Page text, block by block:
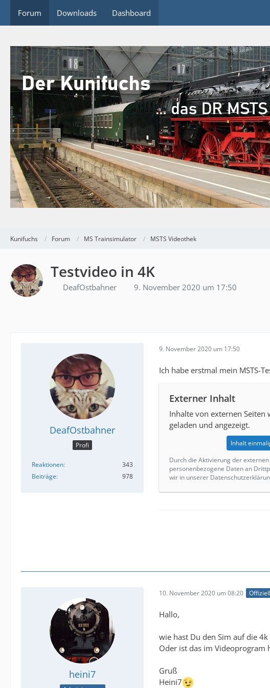
Forum Downloads Dashboard
Kunifuchs Forum MS Trainsimulator MSTS Videothek
Testvideo in 4K
DeafOstbahner 9. November 2020 um 17:50
DeafOstbahner
Profi
Reaktionen
343
Beiträge
978
9. November 2020 um 17:50
Ich habe erstmal mein MSTS-
Externer Inhalt
Inhalte von externen
geladen und angezeigt.
Inhalt
Durch die Aktivierung der
personenbezogene Daten an
wir in unserer
heini7
10. November 2020 um 08:20
Hallo,
wie hast Du den Sim auf die
Oder ist das im Videoprogram
Gruß
Heini7